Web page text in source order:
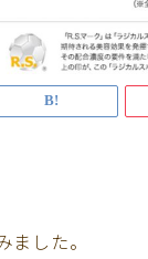
ました。